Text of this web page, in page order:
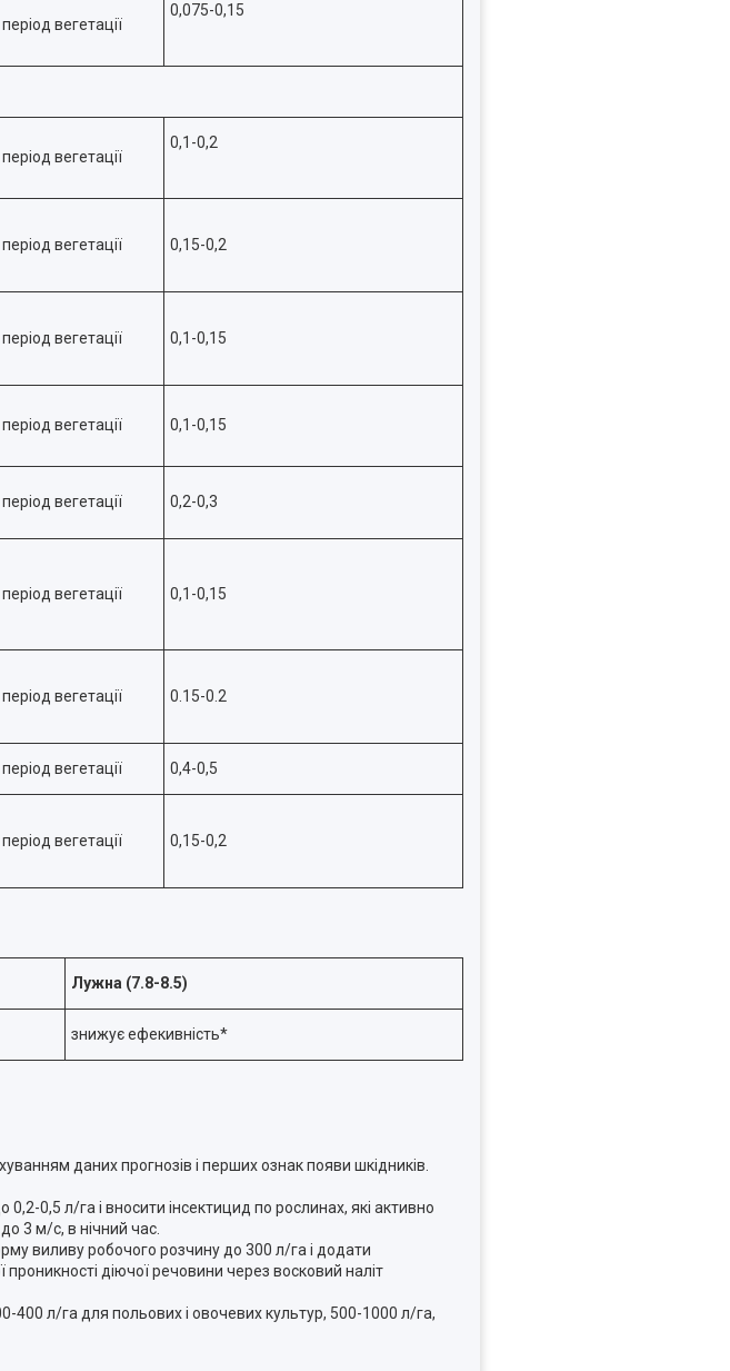
вегетації
0,075-0,15
вегетації
0,1-0,2
вегетації 0,15-0,2
вегетації 0,1-0,15
вегетації 0,1-0,15
вегетації 0,2-0,3
вегетації 0,1-0,15
вегетації 0.15-0.2
вегетації 0,4-0,5
вегетації 0,15-0,2
Лужна (7.8-8.5)
знижує ефекивність*
даних прогнозів і перших ознак появи шкідників.
0,5 л/га і вносити інсектицид по рослинах, які активно
3 м/с, в нічний час.
виливу робочого розчину до 300 л/га і додати
діючої речовини через восковий наліт
400 л/га для польових і овочевих культур, 500-1000 л/га,